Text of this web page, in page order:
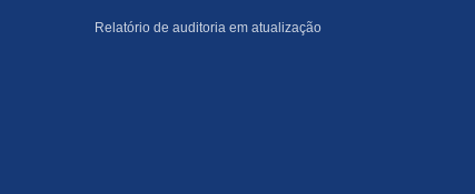
Relatório de auditoria em atualização